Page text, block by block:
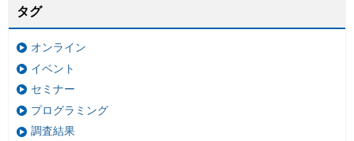
タグ
オンライン
イベント
セミナー
プログラミング
調査結果